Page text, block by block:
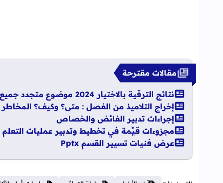
مقالات مقترحة
نتائج الترقية بالاختيار 2024 موضوع متجدد جميع الهيئات
إخراج التلاميذ من الفصل : متى؟ وكيف؟ المخاطر
إجراءات تدبير الفائض والخصاص
مجزوءات قيِّمة في تخطيط وتدبير عمليات التعلم
عرض فنيات تسيير القسم Pptx